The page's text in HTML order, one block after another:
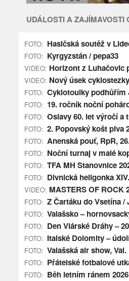
UDÁLOSTI A ZAJÍMAVOSTI
FOTO: Hasičská soutěž v
FOTO: Kyrgyzstán / pepa33
VIDEO: Horizont z Luhačovic
VIDEO: Nový úsek
FOTO: Cyklotoulky podhůřím
FOTO: 19. ročník noční
FOTO: Oslavy 60. let výročí a
FOTO: 2. Popovský košt piva
FOTO: Anenská pouť, RpR,
FOTO: Noční turnaj v malé
FOTO: TFA MH Stanovnice
FOTO: Divnická heligonka
VIDEO: MASTERS OF ROCK
FOTO: Z Čartáku do Vsetína /
FOTO: Valašsko –
FOTO: Den Vlárské Dráhy –
FOTO: Italské Dolomity –
FOTO: Valašská air show,
FOTO: Přátelské fotbalové
FOTO: Běh letním ránem